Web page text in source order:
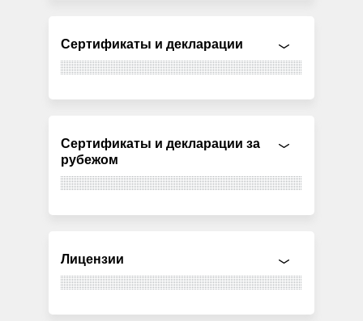
Сертификаты и декларации
Сертификаты и декларации за
рубежом
Лицензии